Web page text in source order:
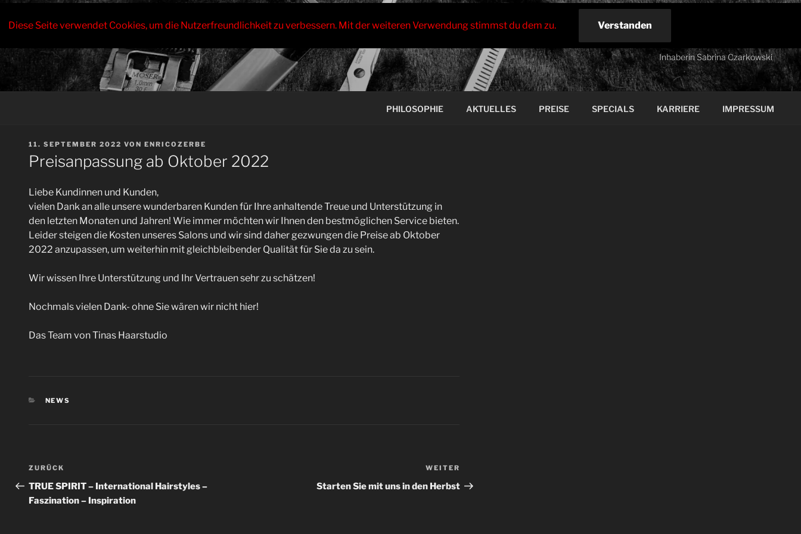
Zum
Inhalt
Tinas Haarstudio
Inhaberin Sabrina Czarkowski
PHILOSOPHIE AKTUELLES PREISE SPECIALS KARRIERE IMPRESSUM
VERÖFFENTLICHT
AM
11. SEPTEMBER 2022 VON ENRICOZERBE
Preisanpassung ab Oktober 2022
Liebe Kundinnen und Kunden,
vielen Dank an alle unsere wunderbaren Kunden für Ihre anhaltende Treue und Unterstützung in
den letzten Monaten und Jahren! Wie immer möchten wir Ihnen den bestmöglichen Service bieten.
Leider steigen die Kosten unseres Salons und wir sind daher gezwungen die Preise ab Oktober
2022 anzupassen, um weiterhin mit gleichbleibender Qualität für Sie da zu sein.
Wir wissen Ihre Unterstützung und Ihr Vertrauen sehr zu schätzen!
Nochmals vielen Dank- ohne Sie wären wir nicht hier!
Das Team von Tinas Haarstudio
KATEGORIEN
NEWS
Beitragsnavigation
Vorheriger
Beitrag
ZURÜCK
TRUE SPIRIT – International Hairstyles –
Faszination – Inspiration
Beitrag
WEITER
Starten Sie mit uns in den Herbst
Diese Seite verwendet Cookies, um die Nutzerfreundlichkeit zu verbessern. Mit der weiteren Verwendung stimmst du dem zu. Verstanden